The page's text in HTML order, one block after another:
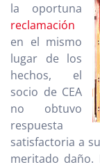
la oportuna
reclamación
en el mismo
lugar de los
hechos, el
socio de CEA
no obtuvo
respuesta
satisfactoria a
meritado